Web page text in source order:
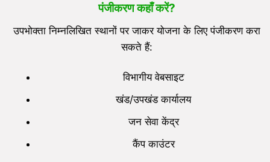
पंजीकरण कहाँ करें?
उपभोक्ता निम्नलिखित स्थानों पर जाकर योजना के लिए पंजीकरण करा
सकते हैं:
विभागीय वेबसाइट
खंड/उपखंड कार्यालय
जन सेवा केंद्र
कैंप काउंटर